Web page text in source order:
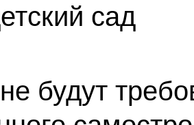
сад
будут